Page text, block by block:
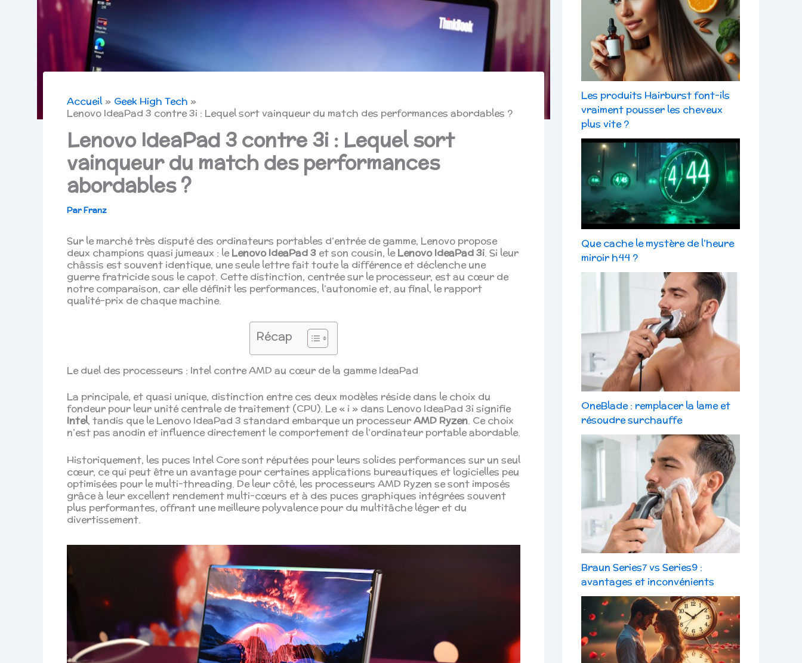
Accueil
Geek High Tech
Lenovo IdeaPad 3 contre 3i : Lequel sort vainqueur du match des performances abordables ?
Lenovo IdeaPad 3 contre 3i : Lequel sort
vainqueur du match des performances
abordables ?
ParFranz
Sur le marché très disputé des ordinateurs portables d’entrée de gamme, Lenovo propose
deux champions quasi jumeaux : leLenovo IdeaPad 3 et son cousin, leLenovo IdeaPad 3i. Si leur
châssis est souvent identique, une seule lettre fait toute la différence et déclenche une
guerre fratricide sous le capot. Cette distinction, centrée sur le processeur, est au cœur de
notre comparaison, car elle définit les performances, l’autonomie et, au final, le rapport
qualité-prix de chaque machine.
Récap
Le duel des processeurs : Intel contre AMD au cœur de la gamme IdeaPad
La principale, et quasi unique, distinction entre ces deux modèles réside dans le choix du
fondeur pour leur unité centrale de traitement (CPU). Le « i » dans Lenovo IdeaPad 3i signifie
Intel, tandis que le Lenovo IdeaPad 3 standard embarque un processeurAMD Ryzen. Ce choix
n’est pas anodin et influence directement le comportement de l’ordinateur portable abordable.
Historiquement, les puces Intel Core sont réputées pour leurs solides performances sur un seul
cœur, ce qui peut être un avantage pour certaines applications bureautiques et logicielles peu
optimisées pour le multi-threading. De leur côté, les processeurs AMD Ryzen se sont imposés
grâce à leur excellent rendement multi-cœurs et à des puces graphiques intégrées souvent
plus performantes, offrant une meilleure polyvalence pour du multitâche léger et du
divertissement.
Les produits Hairburst font-ils
vraiment pousser les cheveux
plus vite ?
Que cache le mystère de l’heure
miroir h44 ?
OneBlade : remplacer la lame et
résoudre surchauffe
Braun Series7 vs Series9 :
avantages et inconvénients